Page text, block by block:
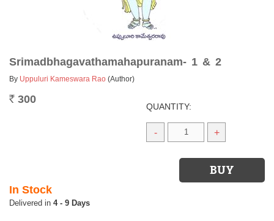
Srimadbhagavathamahapuranam- 1 & 2
By Uppuluri Kameswara Rao (Author)
Rs. 300
QUANTITY:
- +
In Stock
4 - 9 Days